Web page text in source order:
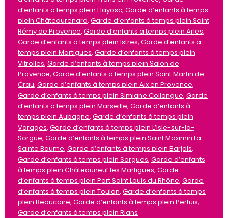
d’enfants à temps plein Flayosc, Garde d’enfants à temps
plein Châteaurenard, Garde d’enfants à temps plein Saint
Rémy de Provence, Garde d’enfants à temps plein Arles,
Garde d’enfants à temps plein Istres, Garde d’enfants à
temps plein Martigues, Garde d’enfants à temps plein
Vitrolles, Garde d’enfants à temps plein Salon de
Provence, Garde d’enfants à temps plein Saint Martin de
Crau, Garde d’enfants à temps plein Aix en Provence,
Garde d’enfants à temps plein Simiane Collongue, Garde
d’enfants à temps plein Marseille, Garde d’enfants à
temps plein Aubagne, Garde d’enfants à temps plein
Varages, Garde d’enfants à temps plein L’Isle-sur-la-
Sorgue, Garde d’enfants à temps plein Saint Maximin La
Sainte Baume, Garde d’enfants à temps plein Barjols,
Garde d’enfants à temps plein Sorgues, Garde d’enfants
à temps plein Châteauneuf les Martigues, Garde
d’enfants à temps plein Port Saint Louis du Rhône, Garde
d’enfants à temps plein Toulon, Garde d’enfants à temps
plein Beaucaire, Garde d’enfants à temps plein Pertuis,
Garde d’enfants à temps plein Rians